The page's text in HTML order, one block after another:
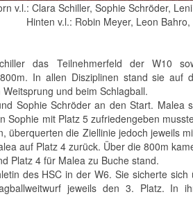
v.l.: Clara Schiller, Sophie Schröder,
Hinten v.l.: Robin Meyer, Leon
das Teilnehmerfeld der W10
In allen Disziplinen stand sie auf
und beim Schlagball.
Sophie Schröder an den Start. Malea
Sophie mit Platz 5 zufriedengeben
überquerten die Ziellinie jedoch jeweils
auf Platz 4 zurück. Über die 800m
Platz 4 für Malea zu Buche stand.
des HSC in der W6. Sie sicherte
jeweils den 3. Platz. In